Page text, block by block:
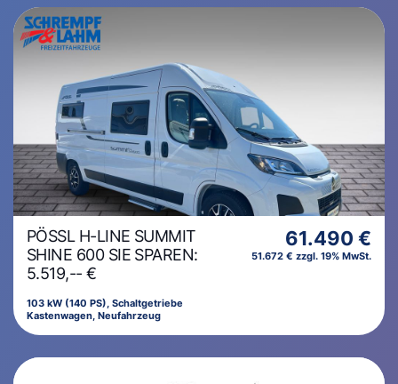
PÖSSL H-LINE SUMMIT
SHINE 600 SIE SPAREN:
5.519,-- €
103 kW (140 PS), Schaltgetriebe
Kastenwagen, Neufahrzeug
61.490 €
51.672 € zzgl. 19% MwSt.